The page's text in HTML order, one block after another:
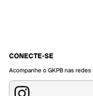
CONECTE-SE
Acompanhe o GKPB nas